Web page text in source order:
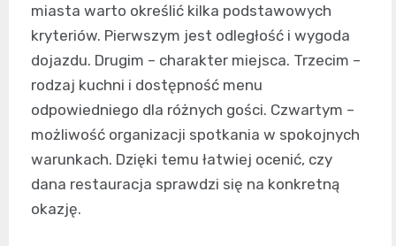
miasta warto określić kilka podstawowych
kryteriów. Pierwszym jest odległość i wygoda
dojazdu. Drugim – charakter miejsca. Trzecim –
rodzaj kuchni i dostępność menu
odpowiedniego dla różnych gości. Czwartym –
możliwość organizacji spotkania w spokojnych
warunkach. Dzięki temu łatwiej ocenić, czy
dana restauracja sprawdzi się na konkretną
okazję.